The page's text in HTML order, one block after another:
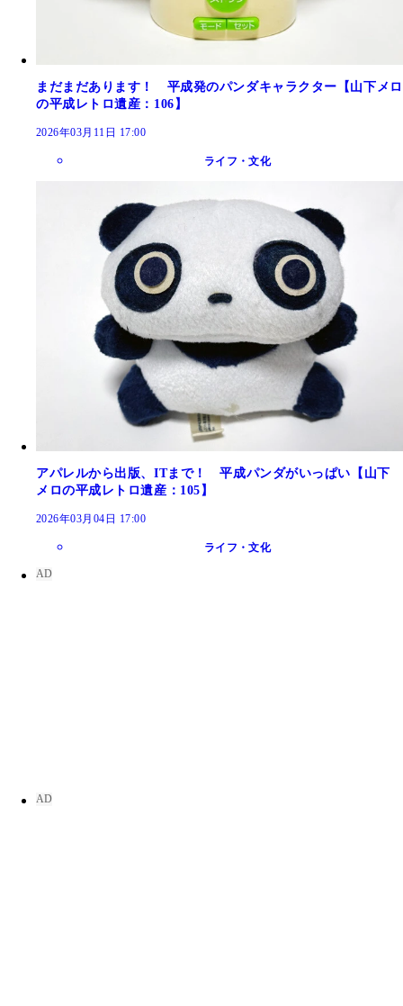
まだまだあります！ 平成発のパンダキャラクター【山下メロ
の平成レトロ遺産：106】
2026年03月11日 17:00
ライフ・文化
アパレルから出版、ITまで！ 平成パンダがいっぱい【山下
メロの平成レトロ遺産：105】
2026年03月04日 17:00
ライフ・文化